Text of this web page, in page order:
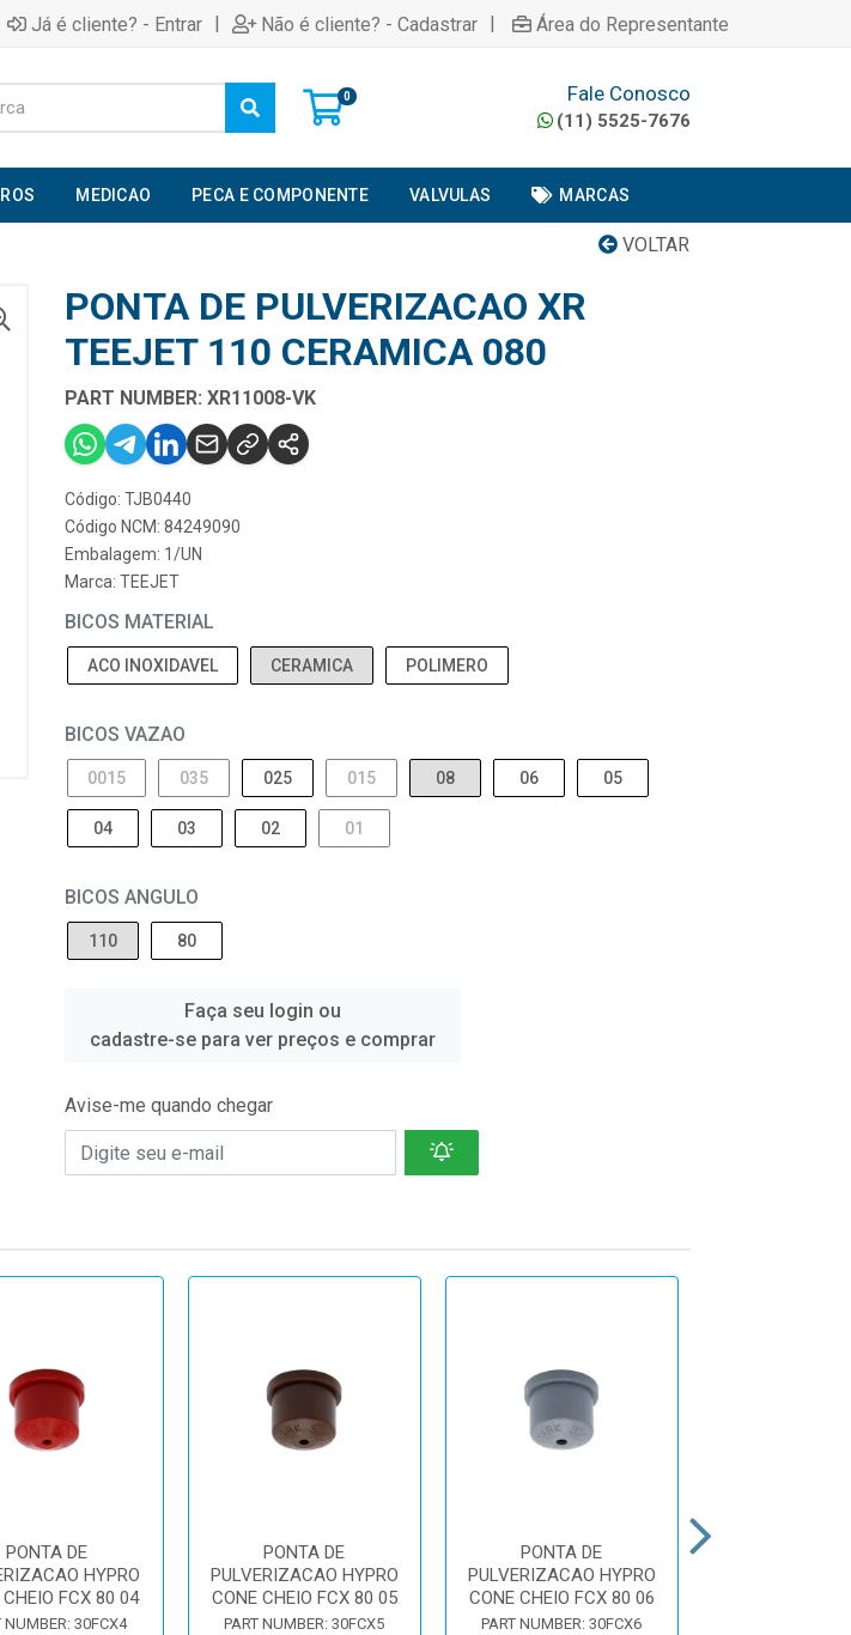
Já é cliente? - Entrar | Não é cliente? - Cadastrar | Área do Representante
0 Fale Conosco
(11) 5525-7676
MEDICAO PECA E COMPONENTE VALVULAS MARCAS
VOLTAR
PONTA DE PULVERIZACAO XR
TEEJET 110 CERAMICA 080
PART NUMBER: XR11008-VK
Código: TJB0440
Código NCM: 84249090
Embalagem: 1/UN
Marca: TEEJET
BICOS MATERIAL
ACO INOXIDAVEL CERAMICA POLIMERO
BICOS VAZAO
0015 035 025 015 08 06 05
04 03 02 01
BICOS ANGULO
110 80
Faça seu login ou
cadastre-se para ver preços e comprar
Avise-me quando chegar
PONTA DE
HYPRO
CHEIO FCX 80 04
NUMBER: 30FCX4
PONTA DE
PULVERIZACAO HYPRO
CONE CHEIO FCX 80 05
PART NUMBER: 30FCX5
PONTA DE
PULVERIZACAO HYPRO
CONE CHEIO FCX 80 06
PART NUMBER: 30FCX6